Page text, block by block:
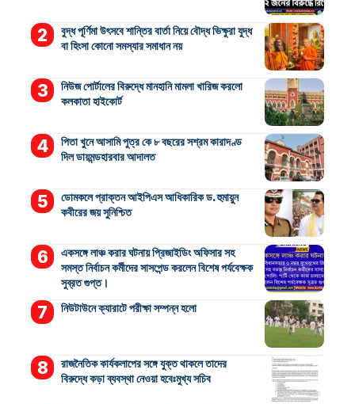
বুদ্ধ পূর্ণিমা উৎসবে শান্তির বার্তা নিয়ে বৌদ্ধ ভিক্ষুরা যুদ্ধ
বা হিংসা কোনো সমস্যার সমাধান নয়
নিউজ পোর্টালের বিরুদ্ধে মানহানি মামলা খারিজ করলো
কলকাতা হাইকোর্ট
পিতা খুনে আসামি পুত্র কে ৮ বছরের সশ্রম কারাদণ্ড
দিল ডায়মন্ডহারবার আদালত
ডোমকলে প্রাক্তন আইপিএস আধিকারিক ড. হুমায়ুন
কবীরের জয় সুনিশ্চিত
একসঙ্গে লাঞ্চ করার ঘটনায় প্রিজাইডিং অফিসার সহ
সমস্ত নির্বাচন কর্মীদের সাসপেন্ড করলেন বিশেষ পর্যবেক্ষক
সুব্রত গুপ্ত।
নিউটাউনে ক্যারাটে পরীক্ষা সম্পন্ন হলো
রাজনৈতিক কার্যকলাপের সঙ্গে যুক্ত থাকলে তাদের
বিরুদ্ধে কড়া ব্যবস্থা নেওয়া হবেঃমুখ্য সচিব